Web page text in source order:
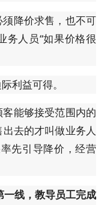
降价求售，也不可
务人员“如果价格很
利益可得。
能够接受范围内的
去的才叫做业务人
先引导降价，经营
线，教导员工完成